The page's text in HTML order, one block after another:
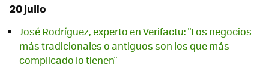
20 julio
José Rodríguez, experto en Verifactu: "Los negocios
más tradicionales o antiguos son los que más
complicado lo tienen"